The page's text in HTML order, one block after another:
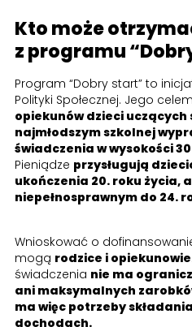
Kto może
z programu
Program “Dobry start” to
Polityki Społecznej. Jego
opiekunów dzieci uczących
najmłodszym szkolnej
świadczenia w wysokości
Pieniądze przysługują
ukończenia 20. roku życia,
niepełnosprawnym do 24.
Wnioskować o
mogą rodzice i opiekunowie
świadczenia nie ma
ani maksymalnych
ma więc potrzeby
dochodach.